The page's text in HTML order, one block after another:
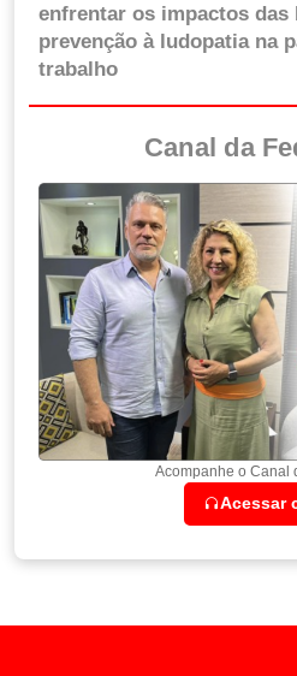
enfrentar os impactos das
prevenção à ludopatia na
trabalho
Canal da
Acompanhe o Canal
Acessar